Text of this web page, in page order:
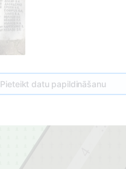
Pieteikt datu papildināšanu